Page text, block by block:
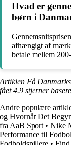
Hvad er
børn i
afhængigt af
betale mellem
Artiklen Få
fået4.9 stjerner
Andre populære
og Hvornår Det
fra AaB Sport • Nike
Performance til
Fodboldspillere • Find